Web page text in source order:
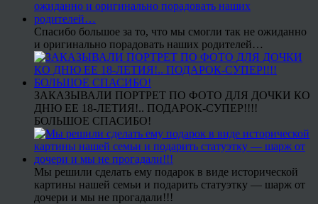
Спасибо большое за то, что мы смогли так не ожиданно
и оригинально порадовать наших родителей…
ЗАКАЗЫВАЛИ ПОРТРЕТ ПО ФОТО ДЛЯ ДОЧКИ КО
ДНЮ ЕЕ 18-ЛЕТИЯ!.. ПОДАРОК-СУПЕР!!!!
БОЛЬШОЕ СПАСИБО!
Мы решили сделать ему подарок в виде исторической
картины нашей семьи и подарить статуэтку — шарж от
дочери и мы не прогадали!!!